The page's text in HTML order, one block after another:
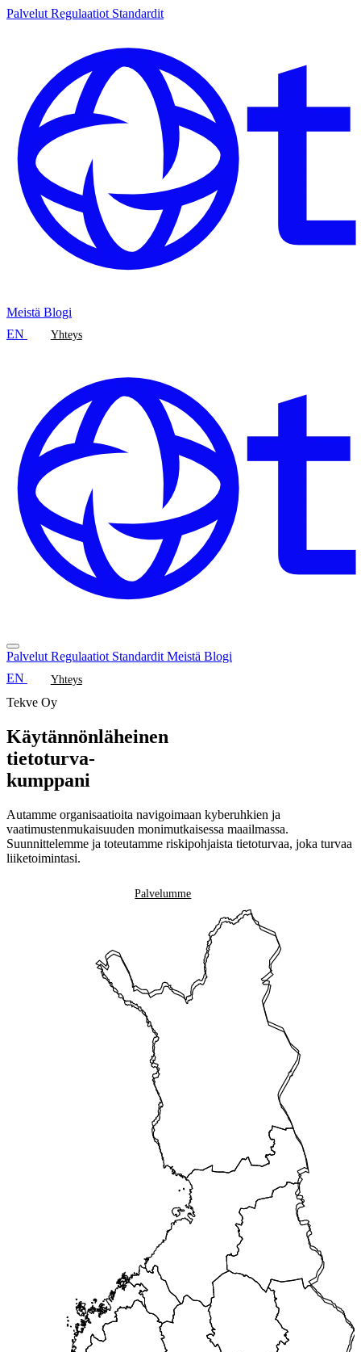
Palvelut Regulaatiot Standardit
Meistä Blogi
EN
Yhteys
Palvelut Regulaatiot Standardit Meistä Blogi
EN
Yhteys
Tekve Oy
Käytännönläheinen
tietoturva-
kumppani
Autamme organisaatioita navigoimaan kyberuhkien ja
vaatimustenmukaisuuden monimutkaisessa maailmassa.
Suunnittelemme ja toteutamme riskipohjaista tietoturvaa, joka turvaa
liiketoimintasi.
Palvelumme